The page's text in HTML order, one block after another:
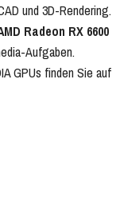
und 3D-Rendering.
Radeon RX 6600
Aufgaben.
GPUs finden Sie auf